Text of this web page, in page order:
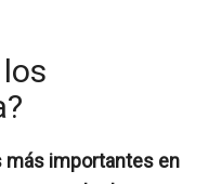
más importantes en